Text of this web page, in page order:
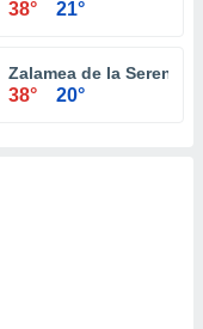
38° 21°
Zalamea de la Serena
38° 20°